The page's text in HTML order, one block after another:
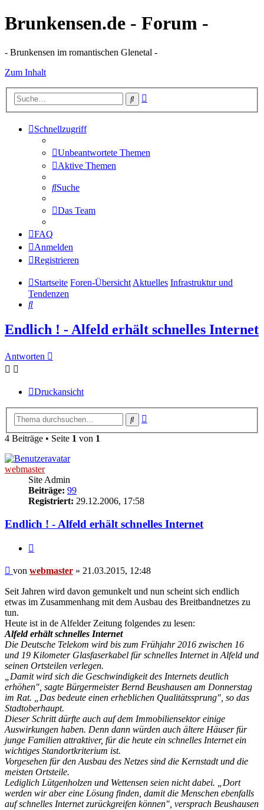
Brunkensen.de - Forum -
- Brunkensen im romantischen Glenetal -
Zum Inhalt
Suche
Schnellzugriff
Unbeantwortete Themen
Aktive Themen
Suche
Das Team
FAQ
Anmelden
Registrieren
Startseite Foren-ÜbersichtAktuelles Infrastruktur und
Tendenzen
Suche
Endlich ! - Alfeld erhält schnelles Internet
Antworten
Druckansicht
Suche
4 Beiträge • Seite 1 von 1
webmaster
Site Admin
Beiträge: 99
Registriert: 29.12.2006, 17:58
Endlich ! - Alfeld erhält schnelles Internet
Beitrag
von webmaster » 21.03.2015, 12:48
Seit Jahren wird davon gemunkelt und nun scheint sich endlich
etwas im Zusammenhang mit dem Ausbau des Breitbandnetzes zu
tun.
Heute ist in de Alfelder Zeitung folgendes zu lesen:
Alfeld erhält schnelles Internet
Die Deutsche Telekom wird bis zum Frühjahr 2016 zwischen 16
und 19 Kilometer Glasfaserkabel für schnelles Internet in Alfeld und
seinen Ortsteilen verlegen.
„Damit wird sich die Geschwindigkeit des Internets deutlich
erhöhen", sagte Bürgermeister Bernd Beushausen am Donnerstag
im Rat. „Das bedeute einen erheblichen Qualitätssprung", so das
Stadtoberhaupt.
Dieser Schritt dürfte auch auf dem Immobiliensektor einige
Auswirkungen haben. Denn dann würden auch ältere Häuser für
junge Familien attraktiver, für die heute ein schnelles Internet ein
wichtiges Standortkriterium ist.
Vorgesehen für den Ausbau des Netzes sind die Kernstadt und die
meisten Ortsteile.
Lediglich Lütgenholzen und Wettensen seien nicht dabei. „Dort
werden wir aber eine Lösung finden, damit die Menschen ebenfalls
auf schnelles Internet zurückgreifen können", versprach Beushausen